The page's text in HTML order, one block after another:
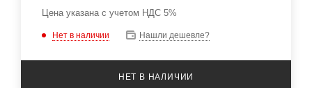
Цена указана с учетом НДС 5%
Нет в наличии Нашли дешевле?
НЕТ В НАЛИЧИИ